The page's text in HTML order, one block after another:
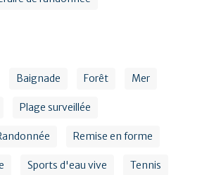
Baignade Forêt Mer
Plage surveillée
Remise en forme
Sports d'eau vive Tennis